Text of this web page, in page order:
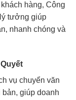
hàng, Công
tưởng giúp
nhanh chóng và
vụ chuyển văn
giúp doanh